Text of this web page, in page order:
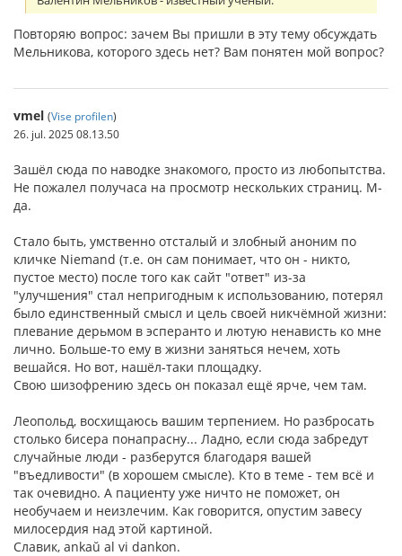
Повторяю вопрос: зачем Вы пришли в эту тему обсуждать
Мельникова, которого здесь нет? Вам понятен мой вопрос?
vmel (Vise profilen)
26. jul. 2025 08.13.50
Зашёл сюда по наводке знакомого, просто из любопытства.
Не пожалел получаса на просмотр нескольких страниц. М-
да.
Стало быть, умственно отсталый и злобный аноним по
кличке Niemand (т.е. он сам понимает, что он - никто,
пустое место) после того как сайт "ответ" из-за
"улучшения" стал непригодным к использованию, потерял
было единственный смысл и цель своей никчёмной жизни:
плевание дерьмом в эсперанто и лютую ненависть ко мне
лично. Больше-то ему в жизни заняться нечем, хоть
вешайся. Но вот, нашёл-таки площадку.
Свою шизофрению здесь он показал ещё ярче, чем там.
Леопольд, восхищаюсь вашим терпением. Но разбросать
столько бисера понапрасну... Ладно, если сюда забредут
случайные люди - разберутся благодаря вашей
"въедливости" (в хорошем смысле). Кто в теме - тем всё и
так очевидно. А пациенту уже ничто не поможет, он
необучаем и неизлечим. Как говорится, опустим завесу
милосердия над этой картиной.
Славик, ankaŭ al vi dankon.